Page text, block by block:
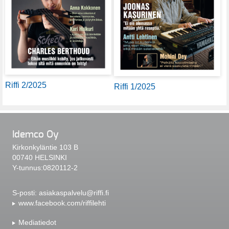
Riffi 2/2025 Riffi 1/2025
Idemco Oy
Kirkonkyläntie 103 B
00740 HELSINKI
Y-tunnus:0820112-2
S-posti: asiakaspalvelu@riffi.fi
www.facebook.com/riffilehti
Mediatiedot